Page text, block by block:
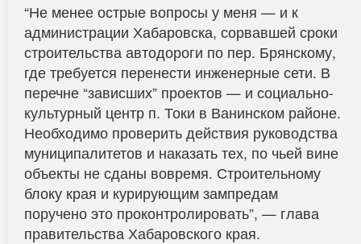
“Не менее острые вопросы у меня — и к
администрации Хабаровска, сорвавшей сроки
строительства автодороги по пер. Брянскому,
где требуется перенести инженерные сети. В
перечне “зависших” проектов — и социально-
культурный центр п. Токи в Ванинском районе.
Необходимо проверить действия руководства
муниципалитетов и наказать тех, по чьей вине
объекты не сданы вовремя. Строительному
блоку края и курирующим зампредам
поручено это проконтролировать”, — глава
правительства Хабаровского края.